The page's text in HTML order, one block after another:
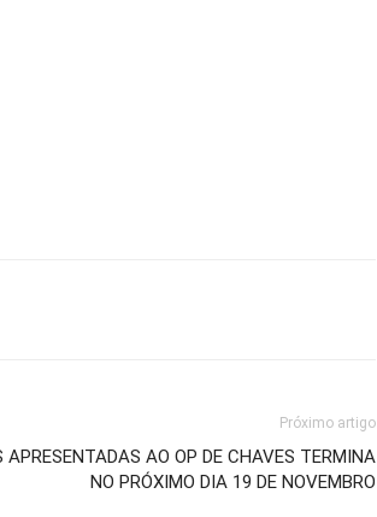
Próximo artigo
AO OP DE CHAVES TERMINA
NO PRÓXIMO DIA 19 DE NOVEMBRO